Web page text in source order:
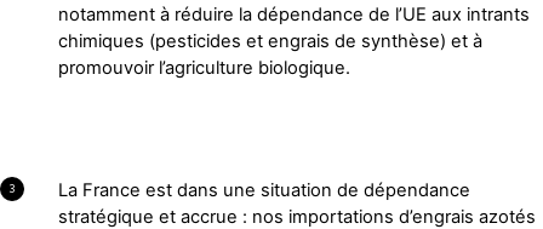
notamment à réduire la dépendance de l’UE aux intrants
chimiques (pesticides et engrais de synthèse) et à
promouvoir l’agriculture biologique.
3
La France est dans une situation de dépendance
stratégique et accrue : nos importations d’engrais azotés